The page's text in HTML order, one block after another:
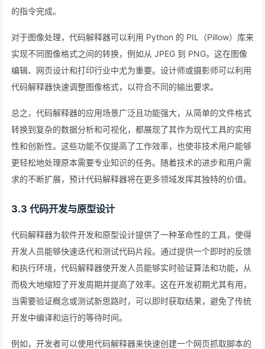
的指令完成。
对于图像处理，代码解释器可以利用 Python 的 PIL（Pillow）库来
实现不同图像格式之间的转换，例如从 JPEG 到 PNG。这在图像
编辑、网页设计和打印行业中尤为重要。设计师或摄影师可以利用
代码解释器快速调整图像格式，以符合不同的输出要求。
总之，代码解释器的应用场景广泛且功能强大，从简单的文件格式
转换到复杂的数据分析和可视化，都展现了其作为现代工具的实用
性和创新性。这些功能不仅提高了工作效率，也使非技术用户能够
更轻松地处理原本需要专业知识的任务。随着技术的进步和用户需
求的不断扩展，预计代码解释器将在更多领域发挥其独特的价值。
3.3 代码开发与原型设计
代码解释器为软件开发和原型设计提供了一种革命性的工具，使得
开发人员能够快速迭代和测试代码片段。通过提供一个即时的反馈
和执行环境，代码解释器使开发人员能够实时验证算法和功能，从
而极大地缩短了开发周期并提高了效率。这在开发初期尤其有用，
当需要验证概念或测试新思路时，可以即时获取结果，避免了传统
开发中编译和运行的等待时间。
例如，开发者可以使用代码解释器来快速创建一个网页抓取脚本的